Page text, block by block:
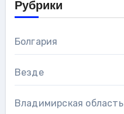
Рубрики
Болгария
Везде
Владимирская область